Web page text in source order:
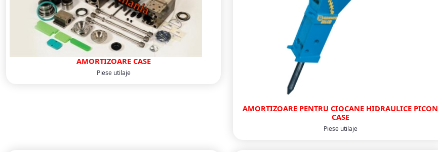
AMORTIZOARE CASE
Piese utilaje
AMORTIZOARE PENTRU CIOCANE HIDRAULICE PICON
CASE
Piese utilaje